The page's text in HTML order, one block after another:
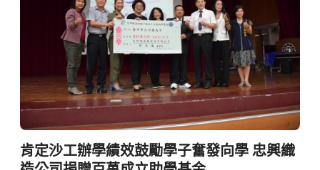
肯定沙工辦學績效鼓勵學子奮發向學 忠興織